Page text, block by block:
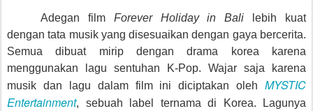
Adegan film Forever Holiday in Bali lebih kuat
dengan tata musik yang disesuaikan dengan gaya bercerita.
Semua dibuat mirip dengan drama korea karena
menggunakan lagu sentuhan K-Pop. Wajar saja karena
musik dan lagu dalam film ini diciptakan oleh MYSTIC
Entertainment, sebuah label ternama di Korea. Lagunya